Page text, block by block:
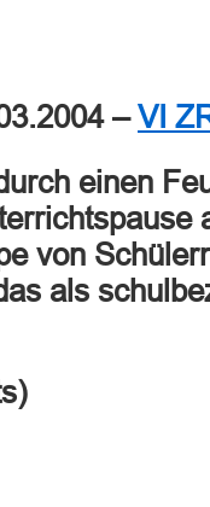
–VI
einen
von
als